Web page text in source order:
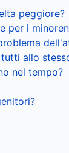
peggiore?
per i
allo
nel tempo?